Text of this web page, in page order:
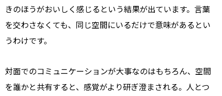
きのほうがおいしく感じるという結果が出ています。言葉
を交わさなくても、同じ空間にいるだけで意味があるとい
うわけです。
対面でのコミュニケーションが大事なのはもちろん、空間
を誰かと共有すると、感覚がより研ぎ澄まされる。人とつ